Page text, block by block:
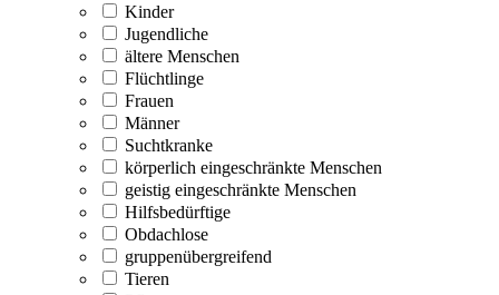
Kinder
Jugendliche
ältere Menschen
Flüchtlinge
Frauen
Männer
Suchtkranke
körperlich eingeschränkte Menschen
geistig eingeschränkte Menschen
Hilfsbedürftige
Obdachlose
gruppenübergreifend
Tieren